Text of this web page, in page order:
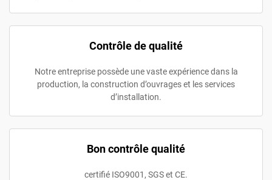
Contrôle de qualité
Notre entreprise possède une vaste expérience dans la
production, la construction d’ouvrages et les services
d’installation.
Bon contrôle qualité
certifié ISO9001, SGS et CE.